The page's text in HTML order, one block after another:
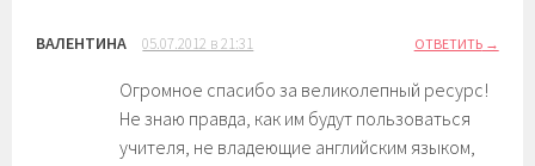
ВАЛЕНТИНА 05.07.2012 в 21:31 ОТВЕТИТЬ
Огромное спасибо за великолепный ресурс!
Не знаю правда, как им будут пользоваться
учителя, не владеющие английским языком,